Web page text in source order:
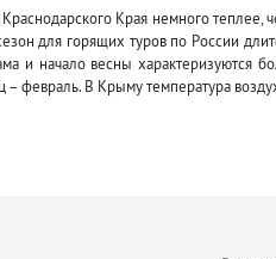
Края немного теплее,
для горящих туров по России
и начало весны характеризуются
февраль. В Крыму температура